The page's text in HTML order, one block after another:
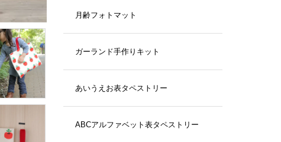
月齢フォトマット
ガーランド手作りキット
あいうえお表タペストリー
ABCアルファベット表タペストリー